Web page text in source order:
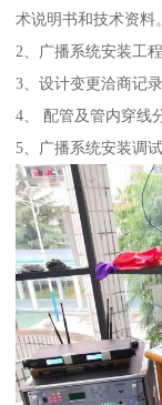
术说明书和技术资料。
2、广播系统安装工
3、设计变更洽商记
4、 配管及管内穿线
5、广播系统安装调试